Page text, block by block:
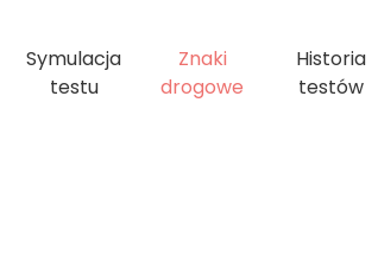
Symulacja
testu
Znaki
drogowe
Historia
testów